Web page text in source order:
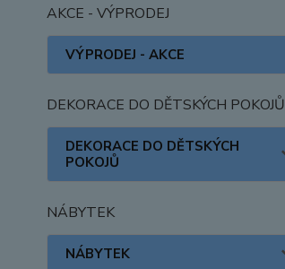
AKCE - VÝPRODEJ
VÝPRODEJ - AKCE
DEKORACE DO DĚTSKÝCH POKOJŮ
DEKORACE DO DĚTSKÝCH
POKOJŮ
NÁBYTEK
NÁBYTEK